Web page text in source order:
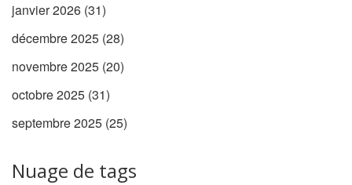
janvier 2026 (31)
décembre 2025 (28)
novembre 2025 (20)
octobre 2025 (31)
septembre 2025 (25)
Nuage de tags